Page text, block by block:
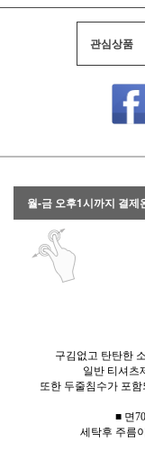
관심상품
월-금 오후1시까지 결
구김없고 탄탄한
일반 티셔츠
또한 두줄침수가 포
■ 면
세탁후 주름